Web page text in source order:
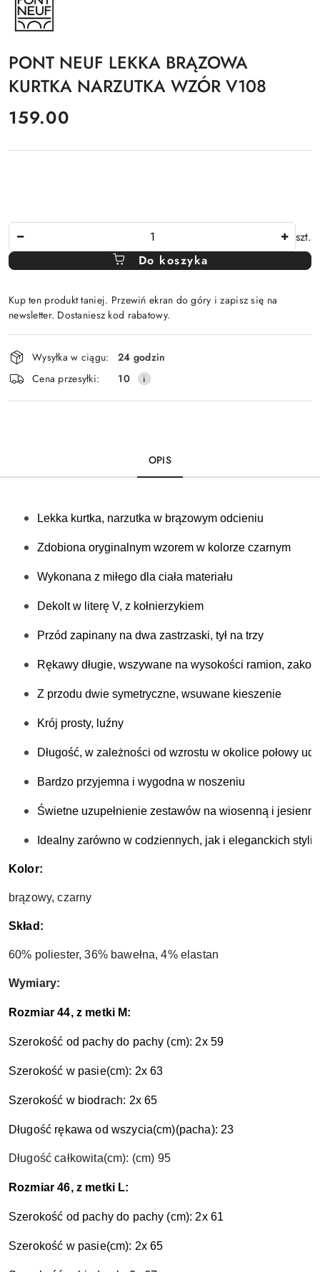
PRODUCENTA:
PONT
NEUF
PONT NEUF LEKKA BRĄZOWA
KURTKA NARZUTKA WZÓR V108
cena:
159.00
szt.
Do koszyka
Kup ten produkt taniej. Przewiń ekran do góry i zapisz się na
newsletter. Dostaniesz kod rabatowy.
Dostępność
i
dostawa
Wysyłka w ciągu:
24 godzin
Cena przesyłki:
10
OPIS
Lekka kurtka, narzutka w brązowym odcieniu
Zdobiona oryginalnym wzorem w kolorze czarnym
Wykonana z miłego dla ciała materiału
Dekolt w literę V, z kołnierzykiem
Przód zapinany na dwa zastrzaski, tył na trzy
Rękawy długie, wszywane na wysokości ramion,
Z przodu dwie symetryczne, wsuwane kieszenie
Krój prosty, luźny
Długość, w zależności od wzrostu w okolice połowy ud
Bardzo przyjemna i wygodna w noszeniu
Świetne uzupełnienie zestawów na wiosenną i
Idealny zarówno w codziennych, jak i eleganckich
Kolor:
brązowy, czarny
Skład:
60% poliester, 36% bawełna, 4% elastan
Wymiary:
Rozmiar 44, z metki M:
Szerokość od pachy do pachy (cm): 2x 59
Szerokość w pasie(cm): 2x 63
Szerokość w biodrach: 2x 65
Długość rękawa od wszycia(cm)(pacha): 23
Długość całkowita(cm): (cm) 95
Rozmiar 46, z metki L:
Szerokość od pachy do pachy (cm): 2x 61
Szerokość w pasie(cm): 2x 65